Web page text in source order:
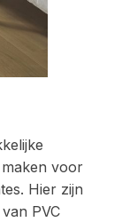
voor
Hier zijn
PVC